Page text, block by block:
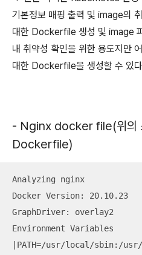
기본정보 매핑 출력 및 image의
대한 Dockerfile 생성 및 image
내 취약성 확인을 위한 용도지만
대한 Dockerfile을 생성할 수 있
- Nginx docker file(위의
Dockerfile)
Analyzing nginx
Docker Version: 20.10.23
GraphDriver: overlay2
Environment Variables
|PATH=/usr/local/sbin:/